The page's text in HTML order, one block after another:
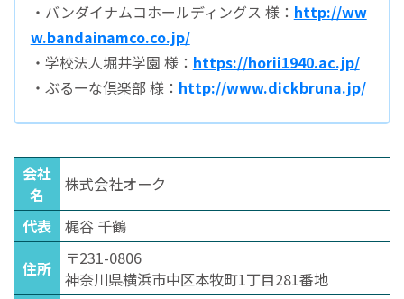
・バンダイナムコホールディングス 様： http://ww
w.bandainamco.co.jp/
・学校法人堀井学園 様： https://horii1940.ac.jp/
・ぶるーな倶楽部 様： http://www.dickbruna.jp/
会社
名
株式会社オーク
代表
梶谷 千鶴
住所
〒231-0806
神奈川県横浜市中区本牧町1丁目281番地